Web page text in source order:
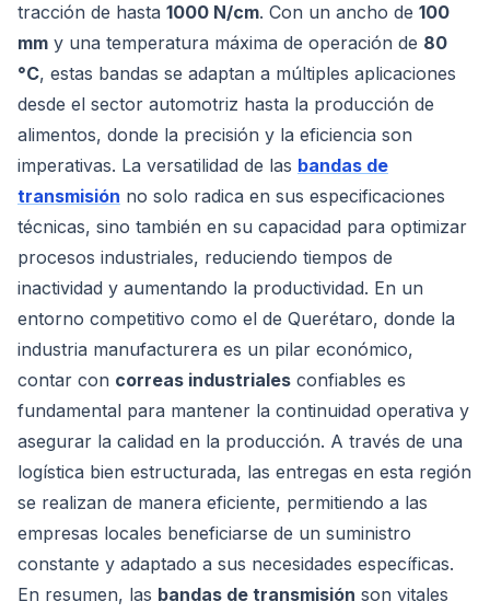
tracción de hasta 1000 N/cm. Con un ancho de 100
mm y una temperatura máxima de operación de 80
°C, estas bandas se adaptan a múltiples aplicaciones
desde el sector automotriz hasta la producción de
alimentos, donde la precisión y la eficiencia son
imperativas. La versatilidad de las bandas de
transmisión no solo radica en sus especificaciones
técnicas, sino también en su capacidad para optimizar
procesos industriales, reduciendo tiempos de
inactividad y aumentando la productividad. En un
entorno competitivo como el de Querétaro, donde la
industria manufacturera es un pilar económico,
contar con correas industriales confiables es
fundamental para mantener la continuidad operativa y
asegurar la calidad en la producción. A través de una
logística bien estructurada, las entregas en esta región
se realizan de manera eficiente, permitiendo a las
empresas locales beneficiarse de un suministro
constante y adaptado a sus necesidades específicas.
En resumen, las bandas de transmisión son vitales